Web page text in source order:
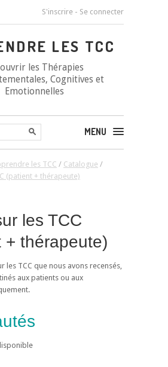
S'inscrire - Se connecter
LES TCC
les Thérapies
Cognitives et
Emotionnelles
MENU
les TCC / Catalogue /
(patient + thérapeute)
les TCC
+ thérapeute)
les TCC que nous avons recensés,
aux patients ou aux